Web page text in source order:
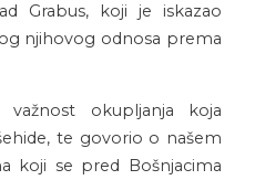
Grabus, koji je iskazao
njihovog odnosa prema
okupljanja koja
te govorio o našem
koji se pred Bošnjacima